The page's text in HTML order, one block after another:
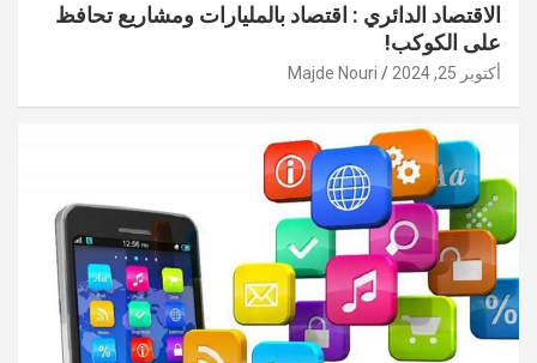
الاقتصاد الدائري : اقتصاد بالمليارات ومشاريع تحافظ
على الكوكب!
أكتوبر 25, 2024 Majde Nouri